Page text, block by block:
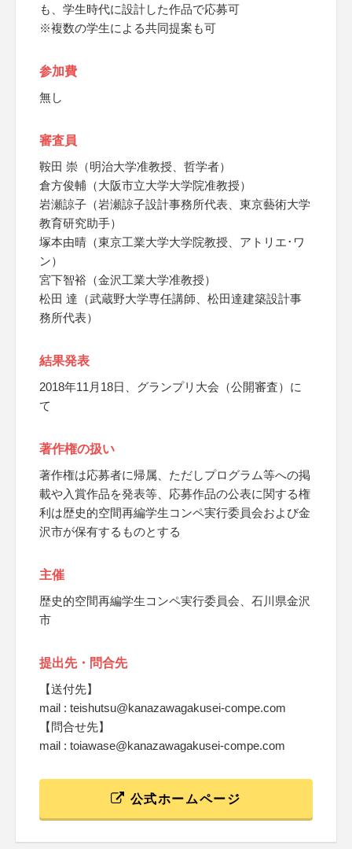
も、学生時代に設計した作品で応募可
※複数の学生による共同提案も可
参加費
無し
審査員
鞍田 崇（明治大学准教授、哲学者）
倉方俊輔（大阪市立大学大学院准教授）
岩瀬諒子（岩瀬諒子設計事務所代表、東京藝術大学
教育研究助手）
塚本由晴（東京工業大学大学院教授、アトリエ･ワ
ン）
宮下智裕（金沢工業大学准教授）
松田 達（武蔵野大学専任講師、松田達建築設計事
務所代表）
結果発表
2018年11月18日、グランプリ大会（公開審査）に
て
著作権の扱い
著作権は応募者に帰属、ただしプログラム等への掲
載や入賞作品を発表等、応募作品の公表に関する権
利は歴史的空間再編学生コンペ実行委員会および金
沢市が保有するものとする
主催
歴史的空間再編学生コンペ実行委員会、石川県金沢
市
提出先・問合先
【送付先】
mail : teishutsu@kanazawagakusei-compe.com
【問合せ先】
mail : toiawase@kanazawagakusei-compe.com
公式ホームページ